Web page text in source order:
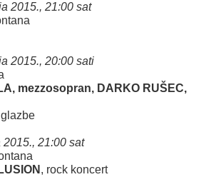
2015., 21:00 sat
2015., 20:00 sati
mezzosopran, DARKO RUŠEC,
21:00 sat
, rock koncert